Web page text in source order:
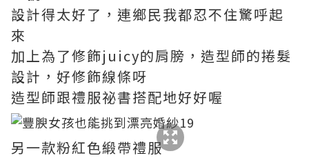
設計得太好了，連鄉民我都忍不住驚呼起
來
加上為了修飾juicy的肩膀，造型師的捲髮
設計，好修飾線條呀
造型師跟禮服祕書搭配地好好喔
另一款粉紅色緞帶禮服